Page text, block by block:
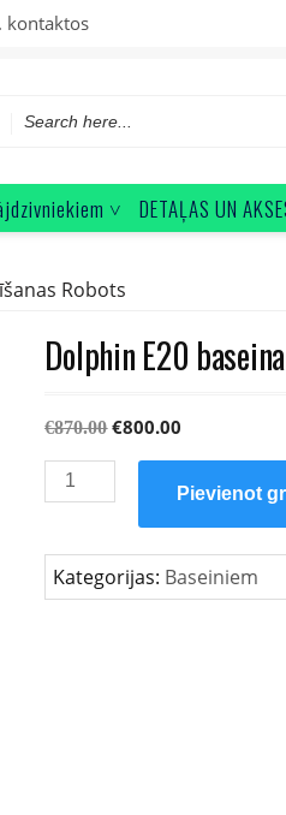
kontaktos
˅ DETAĻAS UN
Robots
Dolphin E20
€870.00 Original
€870.00.
€800.00
€800.00.
Dolphin
E20
tīrīšanas
robots
Pievienot
Kategorijas: Baseiniem